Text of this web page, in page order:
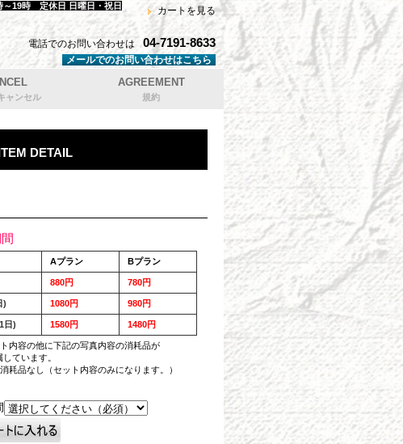
電話でのお問い合わせは 04-7191-8633
メールでのお問い合わせはこちら
カートを見る
～19時 定休日 日曜日・祝日
DETAIL
Aプラン Bプラン
880円 780円
) 1080円 980円
日) 1580円 1480円
内容の他に下記の写真内容の消耗品が
ます。
耗品なし（セット内容のみになります。）
ャンセル
AGREEMENT
規約